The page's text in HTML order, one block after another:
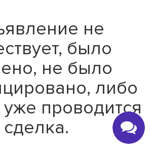
не
было
не было
либо
проводится
сделка.